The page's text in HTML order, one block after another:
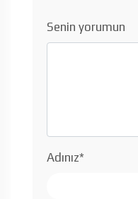
Senin yorumun
Adınız*